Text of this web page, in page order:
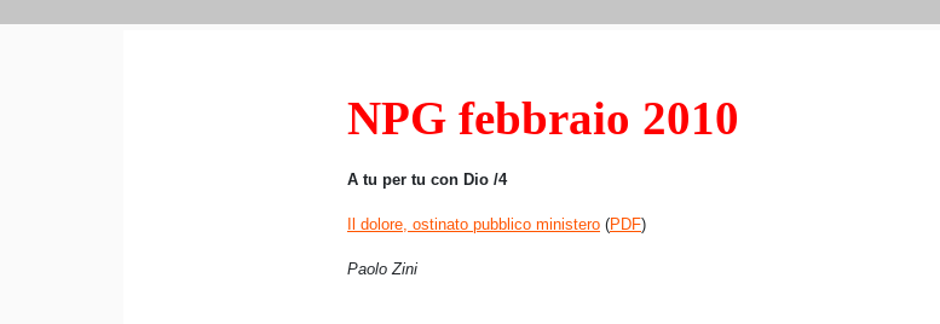
NPG febbraio 2010
A tu per tu con Dio /4
Il dolore, ostinato pubblico ministero (PDF)
Paolo Zini